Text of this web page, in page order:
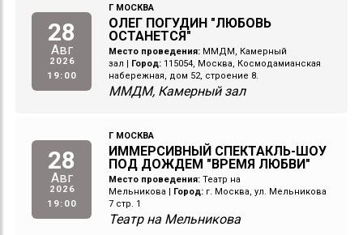
28
Авг
2026
19:00
Г МОСКВА
ОЛЕГ ПОГУДИН "ЛЮБОВЬ
ОСТАНЕТСЯ"
Место проведения: ММДМ, Камерный
зал
Город: 115054, Москва, Космодамианская
набережная, дом 52, строение 8.
ММДМ, Камерный зал
28
Авг
2026
19:00
Г МОСКВА
ИММЕРСИВНЫЙ СПЕКТАКЛЬ-ШОУ
ПОД ДОЖДЕМ "ВРЕМЯ ЛЮБВИ"
Место проведения: Театр на
Мельникова
Город: г. Москва, ул. Мельникова
7 стр. 1
Театр на Мельникова